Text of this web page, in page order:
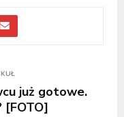
już gotowe.
[FOTO]